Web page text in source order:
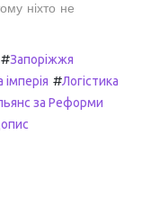
ніхто не
#Запоріжжя
імперія #Логістика
за Реформи